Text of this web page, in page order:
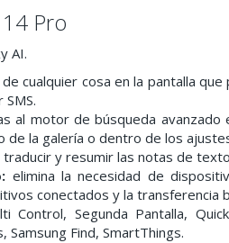
Pro
AI.
cualquier cosa en la pantalla
al motor de búsqueda avanzado
la galería o dentro de los
y resumir las notas de
elimina la necesidad de
conectados y la transferencia
Control, Segunda Pantalla,
Samsung Find, SmartThings.